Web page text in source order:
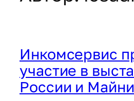
Инкомсервис
участие в
России и